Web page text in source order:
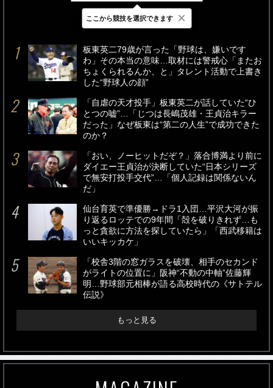
最新 24時間 週間
板東英二79歳が言った「野球は、嫌いです
わ」その本当の意味…取材には警戒心「またお
ちょくられるんか、と」タレント活動で上書き
した“野球人の顔”
「自虐の天才投手」板東英二が話していた“ひ
とつの嘘”…「じつは長嶋茂雄・王貞治キラー
だった」なぜ板東は“第二の人生”で成功できた
のか？
「おい、ノーヒットだぞ？」落合博満より前に
ダイエー王貞治が決断していた“日本シリーズ
で無安打投手交代”…「個人記録は関係ないん
だ」
仙台育英で準優勝→ドラ1入団…平沢大河が振
り返るロッテでの9年間「殻を破りきれず…も
っと貪欲に方法を探していたら」「西武移籍は
いいキッカケ」
「校舎3階の窓ガラスを破壊、相手のセカンド
がライトの位置に」阪神“不動の中軸”佐藤輝
明…野球部元相棒が語る高校時代の《サトテル
伝説》
もっと見る
ここから競技を選択できます ×